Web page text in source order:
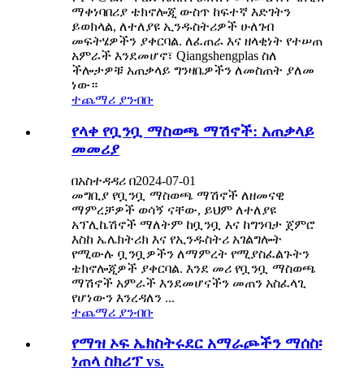
ማቀነባበሪያ ቴክኖሎጂ ውስጥ ከፍተኛ እድገትን
ይወክላል, ለተለያዩ ኢንዱስትሪዎች ሁለገብ
መፍትሄዎችን ያቀርባል. ለፈጠራ እና ዘላቂነት የተሠጠ
አምራች እንደመሆኖ፣ Qiangshengplas ስለ
ችሎታዎቹ አጠቃላይ ግንዛቤዎችን ለመስጠት ያለመ
ነው።
ተጨማሪ ያንብቡ
የላቀ የቧንቧ ማስወጫ ማሽኖች: አጠቃላይ
መመሪያ
በአስተዳዳሪ በ2024-07-01
መግቢያ የቧንቧ ማስወጫ ማሽኖች ለዘመናዊ
ማምረቻዎች ወሳኝ ናቸው, ይህም ለተለያዩ
አፕሊኬሽኖች ማለትም ከቧንቧ እና ከግንባታ ጀምሮ
እስከ ኤሌክትሪክ እና የኢንዱስትሪ አገልግሎት
የሚውሉ ቧንቧዎችን ለማምረት የሚያስፈልጉትን
ቴክኖሎጂዎች ያቀርባል. እንደ መሪ የቧንቧ ማስወጫ
ማሽኖች አምራች እንደመሆናችን መጠን አስፈላጊ
የሆነውን እንረዳለን ...
ተጨማሪ ያንብቡ
የማዝ ኦፍ ኤክስትሩደር አማራጮችን ማሰስ፡
ነጠላ ስክሪፕ vs.